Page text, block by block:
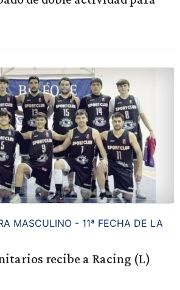
MASCULINO - 11ª FECHA DE LA
recibe a Racing (L)